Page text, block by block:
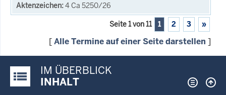
4 Ca 5250/26
Seite 1 von 11 1 2 3 »
[Alle Termine auf einer Seite darstellen ]
Justiz-Portal im Überblick:
IM ÜBERBLICK
INHALT